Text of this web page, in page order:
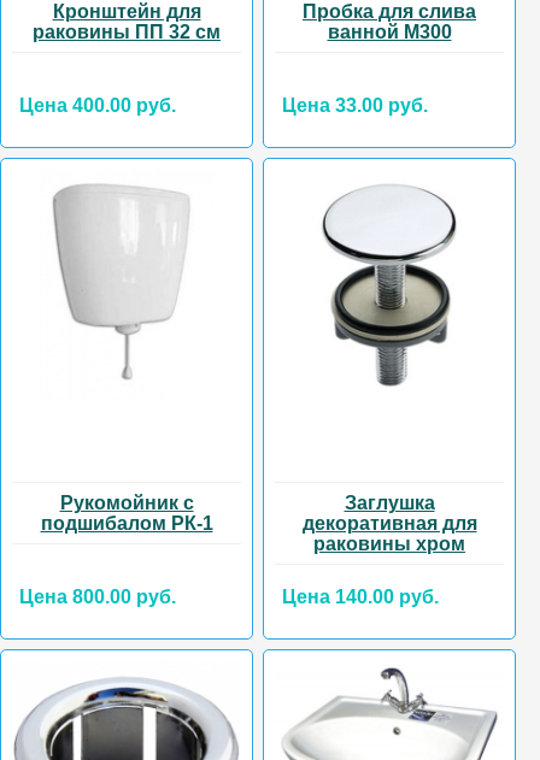
Кронштейн для
раковины ПП 32 см
Цена 400.00 руб.
Пробка для слива
ванной М300
Цена 33.00 руб.
Рукомойник с
подшибалом РК-1
Цена 800.00 руб.
Заглушка
декоративная для
раковины хром
Цена 140.00 руб.